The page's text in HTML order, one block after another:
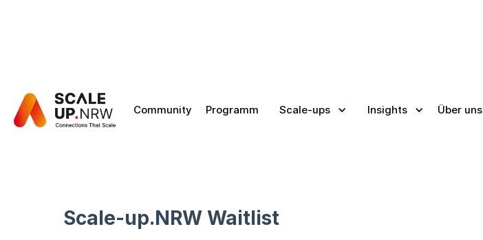
Community Programm Scale-ups Insights Über uns